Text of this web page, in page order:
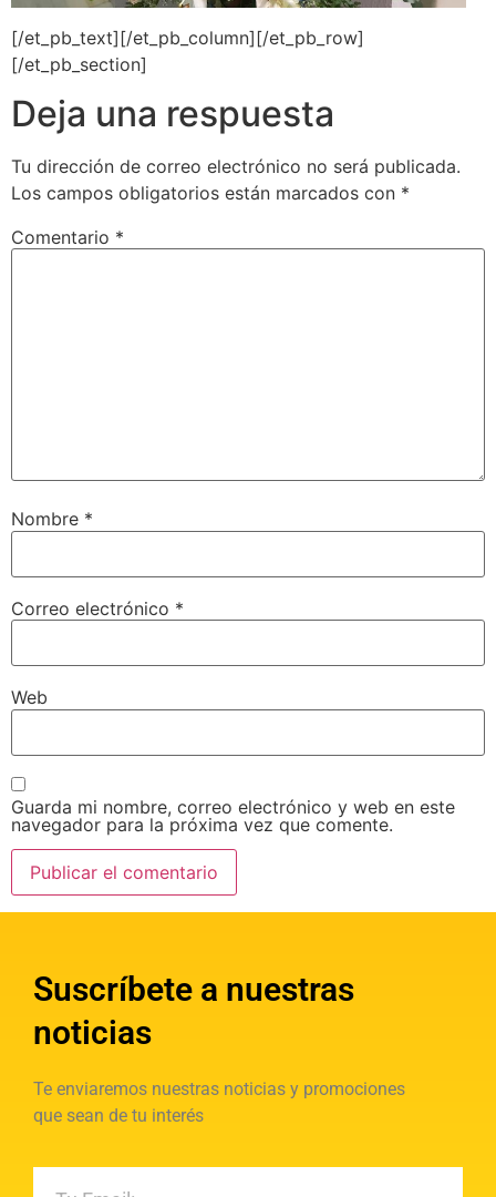
[/et_pb_text][/et_pb_column][/et_pb_row]
[/et_pb_section]
Deja una respuesta
Tu dirección de correo electrónico no será publicada.
Los campos obligatorios están marcados con *
Comentario *
Nombre *
Correo electrónico *
Web
Guarda mi nombre, correo electrónico y web en este
navegador para la próxima vez que comente.
Suscríbete a nuestras
noticias
Te enviaremos nuestras noticias y promociones
que sean de tu interés